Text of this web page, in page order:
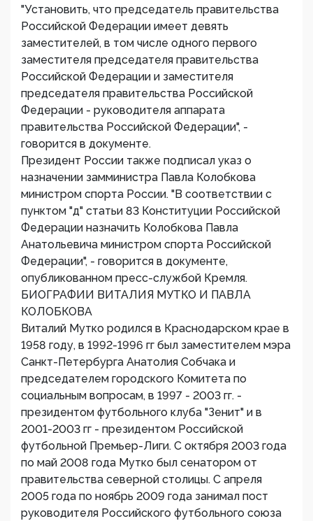
"Установить, что председатель правительства
Российской Федерации имеет девять
заместителей, в том числе одного первого
заместителя председателя правительства
Российской Федерации и заместителя
председателя правительства Российской
Федерации - руководителя аппарата
правительства Российской Федерации", -
говорится в документе.
Президент России также подписал указ о
назначении замминистра Павла Колобкова
министром спорта России. "В соответствии с
пунктом "д" статьи 83 Конституции Российской
Федерации назначить Колобкова Павла
Анатольевича министром спорта Российской
Федерации", - говорится в документе,
опубликованном пресс-службой Кремля.
БИОГРАФИИ ВИТАЛИЯ МУТКО И ПАВЛА
КОЛОБКОВА
Виталий Мутко родился в Краснодарском крае в
1958 году, в 1992-1996 гг был заместителем мэра
Санкт-Петербурга Анатолия Собчака и
председателем городского Комитета по
социальным вопросам, в 1997 - 2003 гг. -
президентом футбольного клуба "Зенит" и в
2001-2003 гг - президентом Российской
футбольной Премьер-Лиги. С октября 2003 года
по май 2008 года Мутко был сенатором от
правительства северной столицы. С апреля
2005 года по ноябрь 2009 года занимал пост
руководителя Российского футбольного союза